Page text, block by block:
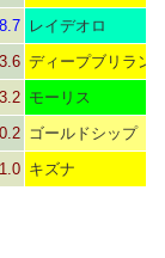
8.7 レイデオロ
ディープブリラン
モーリス
ゴールドシップ
キズナ